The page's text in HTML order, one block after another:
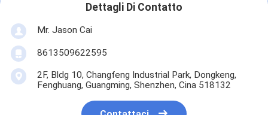
Dettagli Di Contatto
Mr. Jason Cai
8613509622595
2F, Bldg 10, Changfeng Industrial Park, Dongkeng,
Fenghuang, Guangming, Shenzhen, Cina 518132